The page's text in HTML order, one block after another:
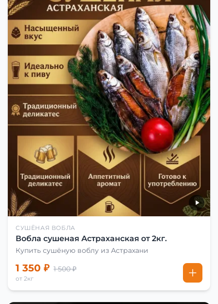
СУШЁНАЯ ВОБЛА
Вобла сушеная Астраханская от 2кг.
Купить сушёную воблу из Астрахани
1 350 ₽ 1 500 ₽
от 2кг